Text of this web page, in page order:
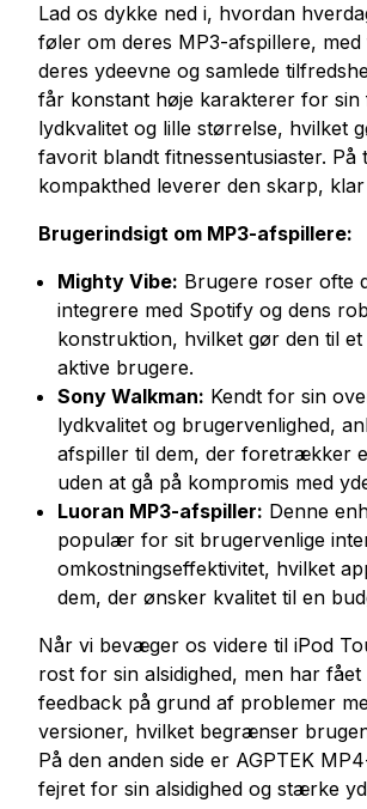
Lad os dykke ned i, hvordan
føler om deres MP3-afspillere,
deres ydeevne og samlede
får konstant høje karakterer for sin
lydkvalitet og lille størrelse, hvilket
favorit blandt fitnessentusiaster. På
kompakthed leverer den skarp,
Brugerindsigt om MP3-afspillere:
Mighty Vibe: Brugere roser ofte
integrere med Spotify og dens
konstruktion, hvilket gør den til
aktive brugere.
Sony Walkman: Kendt for sin
lydkvalitet og brugervenlighed,
afspiller til dem, der foretrækker
uden at gå på kompromis med
Luoran MP3-afspiller: Denne
populær for sit brugervenlige
omkostningseffektivitet, hvilket
dem, der ønsker kvalitet til en
Når vi bevæger os videre til iPod
rost for sin alsidighed, men har fået
feedback på grund af problemer
versioner, hvilket begrænser
På den anden side er AGPTEK
fejret for sin alsidighed og stærke